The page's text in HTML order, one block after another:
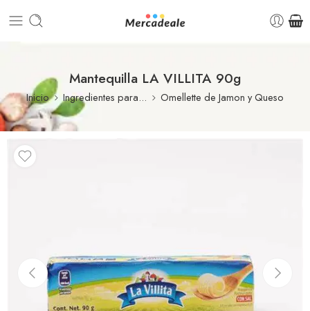
Mantequilla LA VILLITA 90g
Inicio Ingredientes para... Omellette de Jamon y Queso